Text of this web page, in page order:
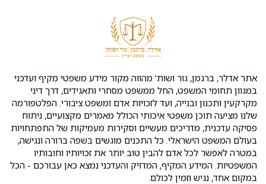
אתר אדלר, ברגמן, גור ושות' מהווה מקור מידע משפטי מקיף ועדכני
במגוון תחומי המשפט, החל ממשפט מסחרי ותאגידים, דרך דיני
מקרקעין ותכנון ובנייה, ועד לזכויות אדם ומשפט ציבורי. הפלטפורמה
שלנו מציעה תוכן משפטי איכותי הכולל מאמרים מקצועיים, ניתוח
פסיקה עדכנית, מדריכים מעשיים וסקירות מעמיקות של התפתחויות
בעולם המשפט הישראלי. כל התכנים מוגשים בשפה ברורה ונגישה,
במטרה לאפשר לכל אדם להבין טוב יותר את זכויותיו וחובותיו
המשפטיות. המידע המקיף, המדויק והעדכני נמצא כאן עבורכם - הכל
במקום אחד, נגיש וזמין לכולם.